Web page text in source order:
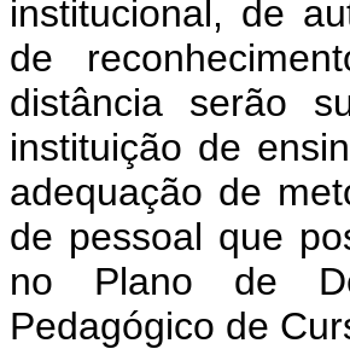
institucional, de
de
distância serão
instituição de
adequação de
de pessoal que
no Plano de
Pedagógico de